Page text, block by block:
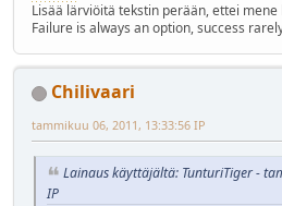
Lisää lärviöitä tekstin perään, ettei mene
Failure is always an option, success
Chilivaari
tammikuu 06, 2011, 13:33:56 IP
Lainaus käyttäjältä: TunturiTiger -
IP